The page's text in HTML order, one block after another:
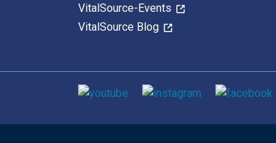
VitalSource-Events
VitalSource Blog
Sozialen Medien